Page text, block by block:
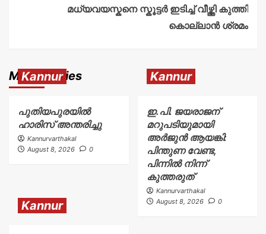
മധ്യവയസ്കനെ സ്കൂട്ടർ ഇടിച്ച് വീഴ്ത്തി കുത്തി
കൊല്ലാൻ ശ്രമം
More Stories
Kannur
പുതിയപുരയിൽ
ഹാരിസ് അന്തരിച്ചു
Kannurvarthakal
August 8, 2026
0
Kannur
ഇ.പി. ജയരാജന്
മറുപടിയുമായി
അർജുൻ ആയങ്കി:
പിന്തുണ വേണ്ട,
പിന്നിൽ നിന്ന്
കുത്തരുത്
Kannurvarthakal
August 8, 2026
0
Kannur